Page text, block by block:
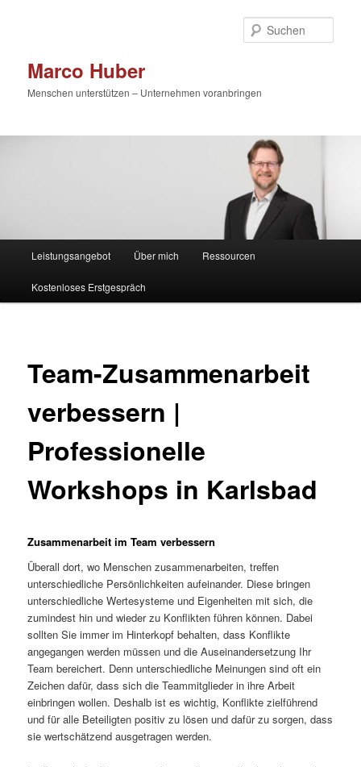
Marco Huber
Menschen unterstützen – Unternehmen voranbringen
Leistungsangebot Über mich Ressourcen
Kostenloses Erstgespräch
Team-Zusammenarbeit
verbessern |
Professionelle
Workshops in Karlsbad
Zusammenarbeit im Team verbessern
Überall dort, wo Menschen zusammenarbeiten, treffen
unterschiedliche Persönlichkeiten aufeinander. Diese bringen
unterschiedliche Wertesysteme und Eigenheiten mit sich, die
zumindest hin und wieder zu Konflikten führen können. Dabei
sollten Sie immer im Hinterkopf behalten, dass Konflikte
angegangen werden müssen und die Auseinandersetzung Ihr
Team bereichert. Denn unterschiedliche Meinungen sind oft ein
Zeichen dafür, dass sich die Teammitglieder in ihre Arbeit
einbringen wollen. Deshalb ist es wichtig, Konflikte zielführend
und für alle Beteiligten positiv zu lösen und dafür zu sorgen, dass
sie wertschätzend ausgetragen werden.